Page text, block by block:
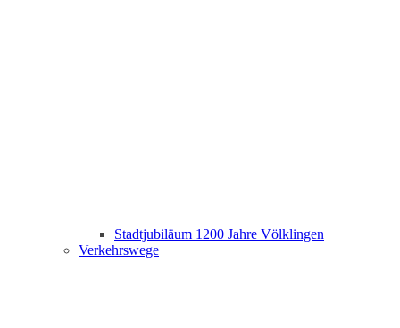
Stadtjubiläum 1200 Jahre Völklingen
Verkehrswege